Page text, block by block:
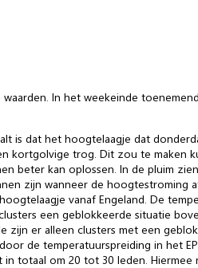
In het weekeinde
is dat het hoogtelaagje dat
kortgolvige trog. Dit zou te maken
beter kan oplossen. In de pluim
zijn wanneer de hoogtestroming
vanaf Engeland. De
een geblokkeerde situatie
zijn er alleen clusters met een
de temperatuurspreiding in het
totaal om 20 tot 30 leden. Hiermee